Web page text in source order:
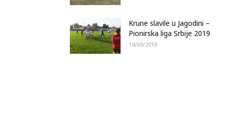
Krune slavile u Jagodini –
Pionirska liga Srbije 2019
14/09/2019